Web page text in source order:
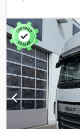
hajtástípus:automata
légkondicionálás
, *
Automata váltó *
klímaberendezés
ágy * Bőrülések *
Futásteljesítmény: kb.
Első részben sérült * A
tengelyek és a fülke
működik, a jármű
egy lyuk. A motorolaj
leszerelték. A